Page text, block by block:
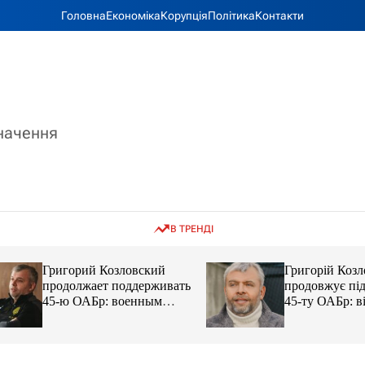
ГоловнаЕкономікаКорупціяПолітикаКонтакти
В ТРЕНДІ
Григорий Козловский
продолжает поддерживать
45-ю ОАБр: военным
передали электробайки
Григорій
продовжує
45-ту ОАБр:
передали